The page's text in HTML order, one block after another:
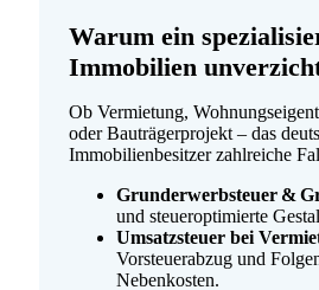
Warum ein
Immobilien
Ob Vermietung,
oder Bauträger­projekt – das
Immobilien­besitzer zahlreiche
Grunderwerb­steuer &
und steuer­optimierte
Umsatzsteuer bei
Vorsteuer­abzug und
Nebenkosten.